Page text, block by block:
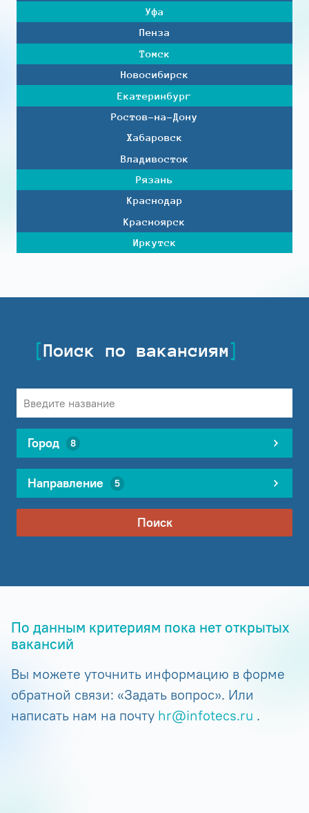
Уфа
Пенза
Томск
Новосибирск
Екатеринбург
Ростов-на-Дону
Хабаровск
Владивосток
Рязань
Краснодар
Красноярск
Иркутск
Поиск по вакансиям
Город 8
Направление 5
Поиск
По данным критериям пока нет открытых
вакансий
Вы можете уточнить информацию в форме
обратной связи: «Задать вопрос». Или
написать нам на почту hr@infotecs.ru .